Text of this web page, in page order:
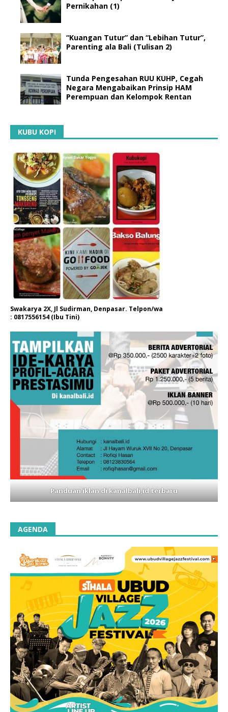
Pernikahan (1)
“Kuangan Tutur” dan “Lebihan Tutur”,
Parenting ala Bali (Tulisan 2)
Tunda Pengesahan RUU KUHP, Cegah
Negara Mengabaikan Prinsip HAM
Perempuan dan Kelompok Rentan
KUBU KOPI
Swakarya 2X, Jl Sudirman, Denpasar. Telpon/wa
: 0817556154 (Ibu Tini)
Panduan iklan di kanalbali,id terbaru
AGENDA